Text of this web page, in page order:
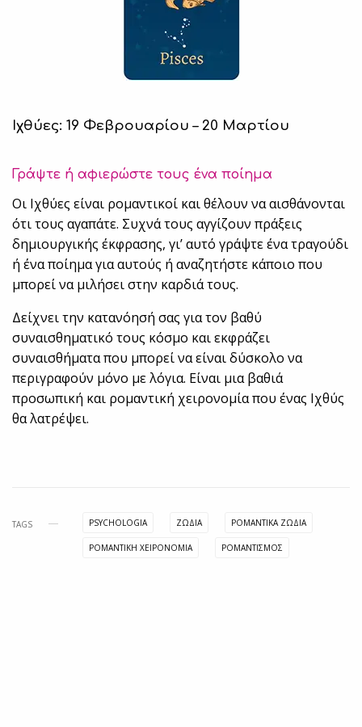
Ιχθύες: 19 Φεβρουαρίου – 20 Μαρτίου
Γράψτε ή αφιερώστε τους ένα ποίημα
Οι Ιχθύες είναι ρομαντικοί και θέλουν να αισθάνονται
ότι τους αγαπάτε. Συχνά τους αγγίζουν πράξεις
δημιουργικής έκφρασης, γι’ αυτό γράψτε ένα τραγούδι
ή ένα ποίημα για αυτούς ή αναζητήστε κάποιο που
μπορεί να μιλήσει στην καρδιά τους.
Δείχνει την κατανόησή σας για τον βαθύ
συναισθηματικό τους κόσμο και εκφράζει
συναισθήματα που μπορεί να είναι δύσκολο να
περιγραφούν μόνο με λόγια. Είναι μια βαθιά
προσωπική και ρομαντική χειρονομία που ένας Ιχθύς
θα λατρέψει.
TAGS PSYCHOLOGIA ΖΩΔΙΑ ΡΟΜΑΝΤΙΚΑ ΖΩΔΙΑ
ΡΟΜΑΝΤΙΚΗ ΧΕΙΡΟΝΟΜΙΑ ΡΟΜΑΝΤΙΣΜΟΣ